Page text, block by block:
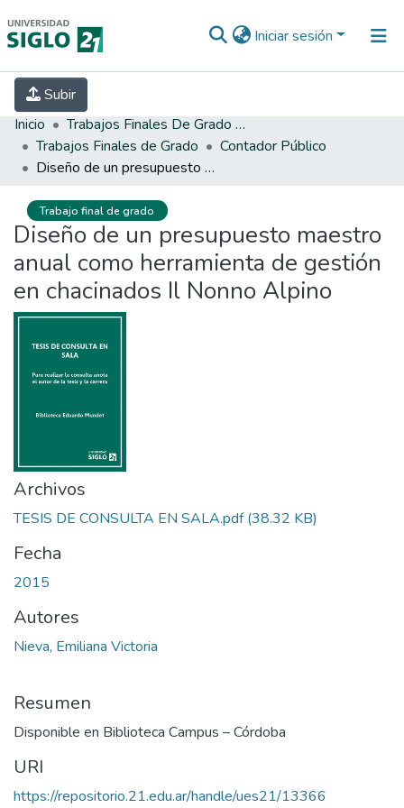
Iniciar sesión
Subir
INICIO EBOOK21
INVESTIGACIÓN
Inicio
Trabajos Finales De Grado Y Posgrado
Trabajos Finales de Grado
Contador Público
Diseño de un presupuesto maestro anual como herramienta de gestión en chacinados Il Nonno Alpino
Trabajo final de grado
Diseño de un presupuesto maestro
anual como herramienta de gestión
en chacinados Il Nonno Alpino
Archivos
TESIS DE CONSULTA EN SALA.pdf(38.32 KB)
Fecha
2015
Autores
Nieva, Emiliana Victoria
Resumen
Disponible en Biblioteca Campus – Córdoba
URI
https://repositorio.21.edu.ar/handle/ues21/13366